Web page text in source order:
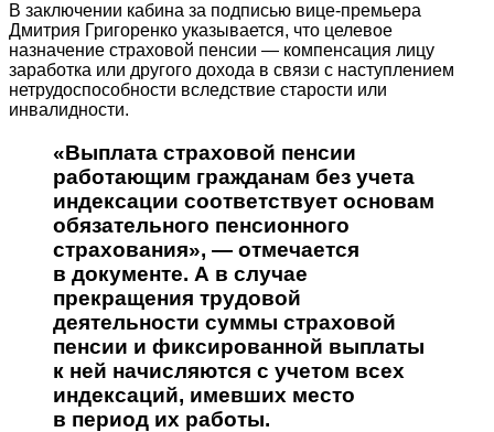
В заключении кабина за подписью вице-премьера
Дмитрия Григоренко указывается, что целевое
назначение страховой пенсии — компенсация лицу
заработка или другого дохода в связи с наступлением
нетрудоспособности вследствие старости или
инвалидности.
«Выплата страховой пенсии
работающим гражданам без учета
индексации соответствует основам
обязательного пенсионного
страхования», — отмечается
в документе. А в случае
прекращения трудовой
деятельности суммы страховой
пенсии и фиксированной выплаты
к ней начисляются с учетом всех
индексаций, имевших место
в период их работы.